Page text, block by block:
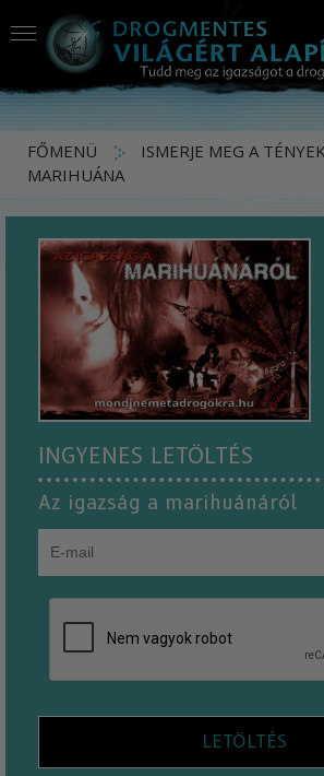
FŐMENÜ
ISMERJE MEG A
MARIHUÁNA
INGYENES LETÖLTÉS
Az igazság a marihuánáról
LETÖLTÉS